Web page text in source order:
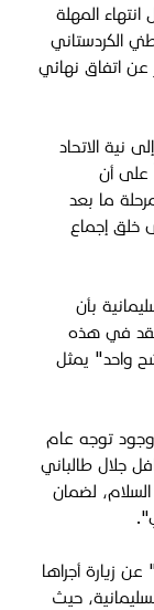
المهلة
الكردستاني
عن اتفاق نهائي
نية الاتحاد
على أن
ما بعد
خلق إجماع
بأن
في هذه
واحد" يمثل
توجه عام
جلال طالباني
لضمان
زيارة أجراها
حيث